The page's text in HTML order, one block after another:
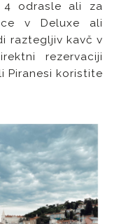
odrasle ali za
v Deluxe ali
raztegljiv kavč v
rezervaciji
Piranesi koristite